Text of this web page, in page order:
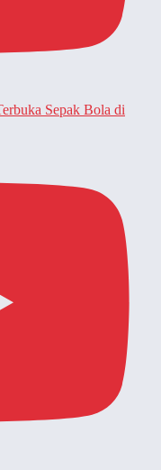
Sepak Bola di